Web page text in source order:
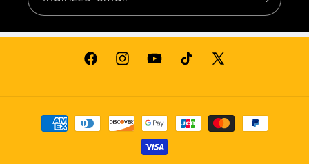
FacebookInstagramYouTubeTikTok
X
Metodi